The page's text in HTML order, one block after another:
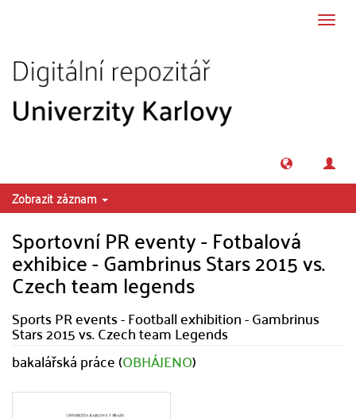
Zobrazit záznam
Sportovní PR eventy - Fotbalová
exhibice - Gambrinus Stars 2015 vs.
Czech team legends
Sports PR events - Football exhibition - Gambrinus
Stars 2015 vs. Czech team Legends
bakalářská práce (OBHÁJENO)